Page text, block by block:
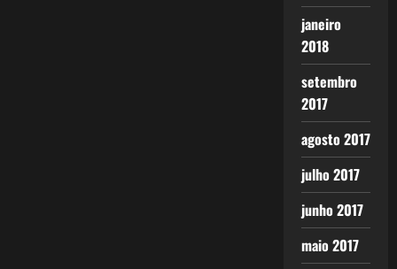
janeiro
2018
setembro
2017
agosto 2017
julho 2017
junho 2017
maio 2017